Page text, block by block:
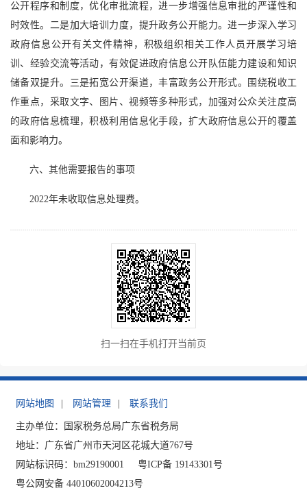
公开程序和制度，优化审批流程，进一步增强信息审批的严谨性和
时效性。二是加大培训力度，提升政务公开能力。进一步深入学习
政府信息公开有关文件精神，积极组织相关工作人员开展学习培
训、经验交流等活动，有效促进政府信息公开队伍能力建设和知识
储备双提升。三是拓宽公开渠道，丰富政务公开形式。围绕税收工
作重点，采取文字、图片、视频等多种形式，加强对公众关注度高
的政府信息梳理，积极利用信息化手段，扩大政府信息公开的覆盖
面和影响力。
六、其他需要报告的事项
2022年未收取信息处理费。
扫一扫在手机打开当前页
网站地图 网站管理 联系我们
主办单位：国家税务总局广东省税务局
地址：广东省广州市天河区花城大道767号
网站标识码：bm29190001
粤ICP备 19143301号
粤公网安备 44010602004213号